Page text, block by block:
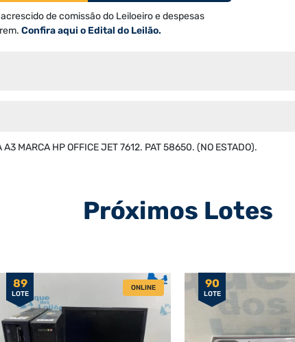
de comissão do Leiloeiro e despesas
Confira aqui o Edital do Leilão.
A3 MARCA HP OFFICE JET 7612. PAT 58650. (NO ESTADO).
Próximos Lotes
89
LOTE
ONLINE 90
LOTE